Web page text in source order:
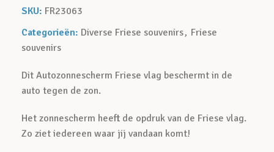
SKU: FR23063
Categorieën: Diverse Friese souvenirs, Friese
souvenirs
Dit Autozonnescherm Friese vlag beschermt in de
auto tegen de zon.
Het zonnescherm heeft de opdruk van de Friese vlag.
Zo ziet iedereen waar jij vandaan komt!